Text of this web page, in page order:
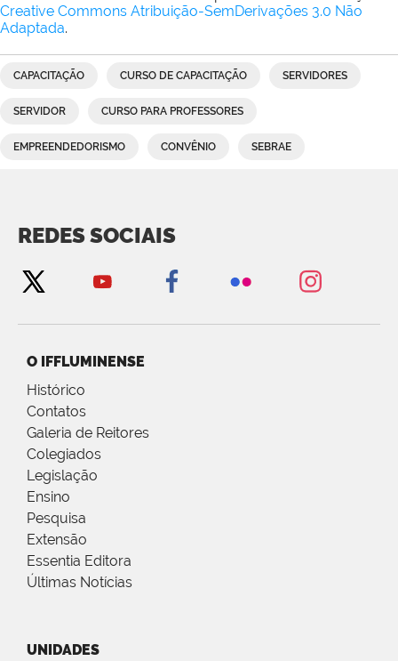
Creative Commons Atribuição-SemDerivações 3.0 Não
Adaptada.
CAPACITAÇÃO CURSO DE CAPACITAÇÃO SERVIDORES
SERVIDOR CURSO PARA PROFESSORES
EMPREENDEDORISMO CONVÊNIO SEBRAE
REDES SOCIAIS
O IFFLUMINENSE
Histórico
Contatos
Galeria de Reitores
Colegiados
Legislação
Ensino
Pesquisa
Extensão
Essentia Editora
Últimas Notícias
UNIDADES